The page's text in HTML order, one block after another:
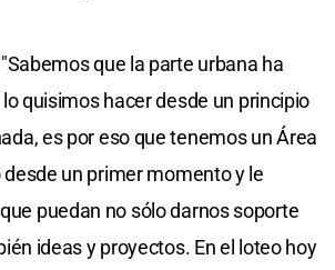
que la parte urbana ha
quisimos hacer desde un principio
es por eso que tenemos un Área
un primer momento y le
puedan no sólo darnos soporte
ideas y proyectos. En el loteo hoy